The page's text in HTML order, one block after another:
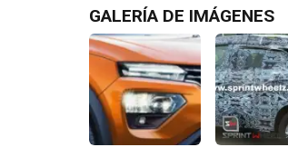
GALERÍA DE IMÁGENES